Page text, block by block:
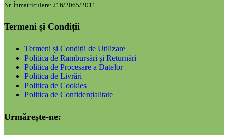
Nr. Înmatriculare: J16/2065/2011
Termeni și Condiții
Termeni și Condiții de Utilizare
Politica de Rambursări și Returnări
Politica de Procesare a Datelor
Politica de Livrări
Politica de Cookies
Politica de Confidențialitate
Urmărește-ne: